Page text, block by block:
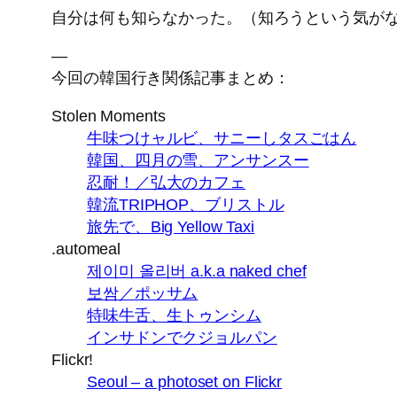
自分は何も知らなかった。（知ろうという気が
—
今回の韓国行き関係記事まとめ：
Stolen Moments
牛味つけャルビ、サニーしタスごはん
韓国、四月の雪、アンサンスー
忍耐！／弘大のカフェ
韓流TRIPHOP、ブリストル
旅先で、Big Yellow Taxi
.automeal
제이미 올리버 a.k.a naked chef
보쌈／ポッサム
特味牛舌、生トゥンシム
インサドンでクジョルパン
Flickr!
Seoul – a photoset on Flickr